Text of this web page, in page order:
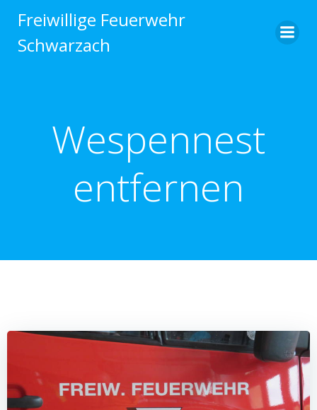
Inhalt
Freiwillige Feuerwehr
Schwarzach
Wespennest
entfernen